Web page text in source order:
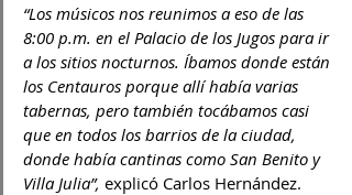
“Los músicos nos reunimos a eso de las
8:00 p.m. en el Palacio de los Jugos para ir
a los sitios nocturnos. Íbamos donde están
los Centauros porque allí había varias
tabernas, pero también tocábamos casi
que en todos los barrios de la ciudad,
donde había cantinas como San Benito y
Villa Julia”, explicó Carlos Hernández.